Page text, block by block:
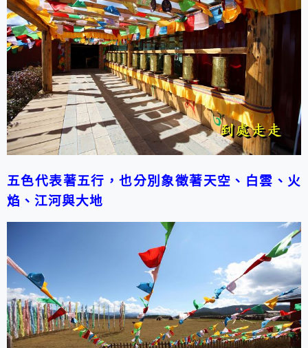
五色代表著五行，也分別象徵著天空、白雲、火
焰、江河與大地